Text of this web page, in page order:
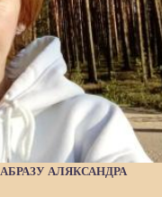
АЛЯКСАНДРА